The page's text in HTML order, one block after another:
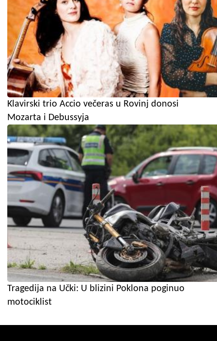
Klavirski trio Accio večeras u Rovinj donosi
Mozarta i Debussyja
Tragedija na Učki: U blizini Poklona poginuo
motociklist